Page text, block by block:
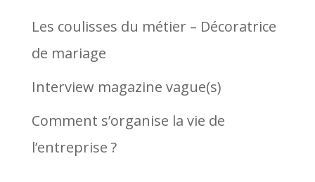
Les coulisses du métier – Décoratrice
de mariage
Interview magazine vague(s)
Comment s’organise la vie de
l’entreprise ?